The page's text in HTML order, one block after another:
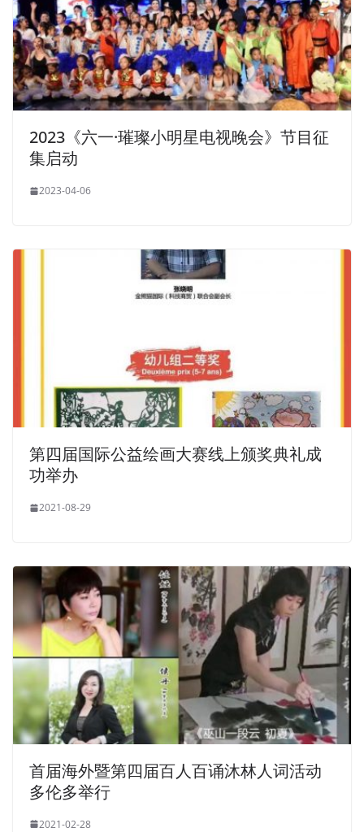
2023《六一·璀璨小明星电视晚会》节目征
集启动
2023-04-06
第四届国际公益绘画大赛线上颁奖典礼成
功举办
2021-08-29
首届海外暨第四届百⼈百诵沐林人词活动
多伦多举行
2021-02-28